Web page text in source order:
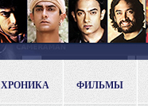
ХРОНИКА ФИЛЬМЫ